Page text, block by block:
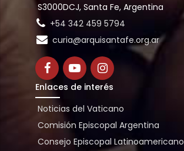
S3000DCJ, Santa Fe, Argentina
+54 342 459 5794
curia@arquisantafe.org.ar
Enlaces de interés
Noticias del Vaticano
Comisión Episcopal Argentina
Consejo Episcopal Latinoamericano